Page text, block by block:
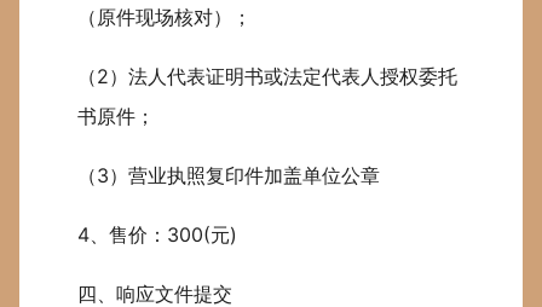
（原件现场核对）；
（2）法人代表证明书或法定代表人授权委托
书原件；
（3）营业执照复印件加盖单位公章
4、售价：300(元)
四、响应文件提交